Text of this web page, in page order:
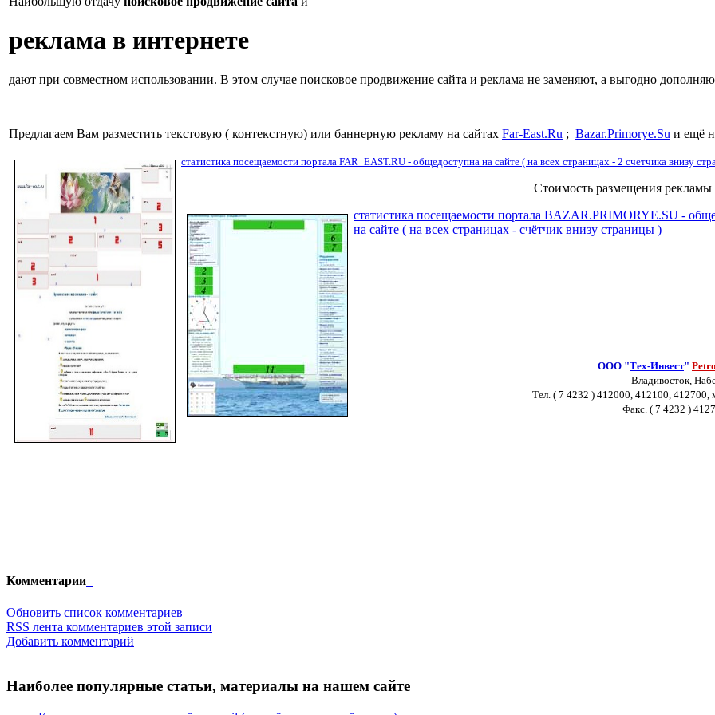
реклама в интернете
дают при совместном использовании. В этом случае поисковое продвижение сайта и реклама не заменяют, а выгодно
Предлагаем Вам разместить текстовую ( контекстную) или баннерную рекламу на сайтах Far-East.Ru ; Bazar.Primorye.Su и ещё
статистика посещаемости портала FAR_EAST.RU - общедоступна на сайте ( на всех страницах - 2 счетчика внизу
Стоимость размещения рекламы
статистика посещаемости портала BAZAR.PRIMORYE.SU -
на сайте ( на всех страницах - счётчик внизу страницы )
ООО "Тех-Инвест"
Владивосток,
Тел. ( 7 4232 ) 412000, 412100, 412700,
Факс. ( 7 4232 )
Комментарии
Обновить список комментариев
RSS лента комментариев этой записи
Добавить комментарий
Наиболее популярные статьи, материалы на нашем сайте